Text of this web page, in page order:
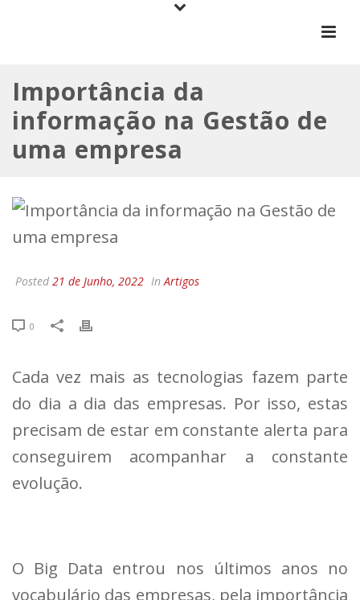
Importância da
informação na Gestão de
uma empresa
Posted 21 de Junho, 2022 InArtigos
0
Cada vez mais as tecnologias fazem parte
do dia a dia das empresas. Por isso, estas
precisam de estar em constante alerta para
conseguirem acompanhar a constante
evolução.
O Big Data entrou nos últimos anos no
vocabulário das empresas, pela importância